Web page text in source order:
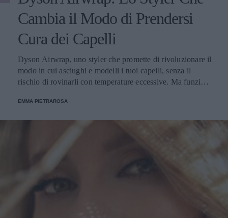
Cambia il Modo di Prendersi
Cura dei Capelli
Dyson Airwrap, uno styler che promette di rivoluzionare il
modo in cui asciughi e modelli i tuoi capelli, senza il
rischio di rovinarli con temperature eccessive. Ma funziona
EMMA PIETRAROSA